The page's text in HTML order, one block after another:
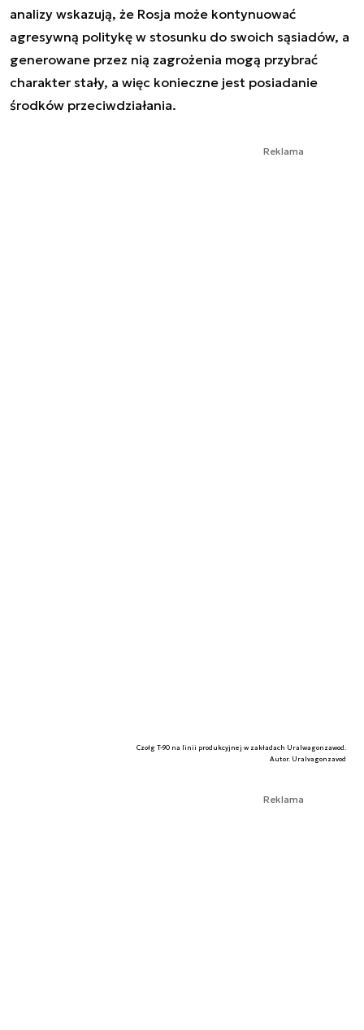
analizy wskazują, że Rosja może kontynuować
agresywną politykę w stosunku do swoich sąsiadów, a
generowane przez nią zagrożenia mogą przybrać
charakter stały, a więc konieczne jest posiadanie
środków przeciwdziałania.
Reklama
Czołg T-90 na linii produkcyjnej w zakładach Uralwagonzawod.
Autor. Uralvagonzavod
Reklama